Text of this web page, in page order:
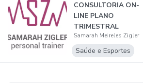
CONSULTORIA ON-
LINE PLANO
TRIMESTRAL
Samarah Meireles Zigler
Saúde e Esportes